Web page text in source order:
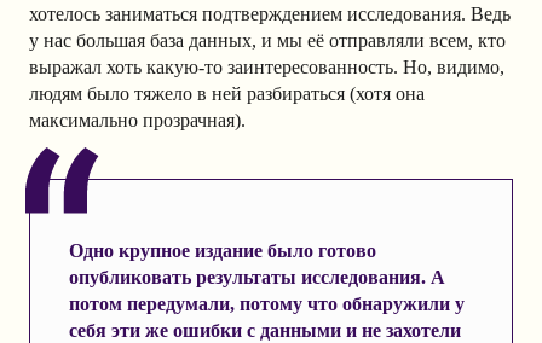
хотелось заниматься подтверждением исследования. Ведь
у нас большая база данных, и мы её отправляли всем, кто
выражал хоть какую-то заинтересованность. Но, видимо,
людям было тяжело в ней разбираться (хотя она
максимально прозрачная).
Одно крупное издание было готово
опубликовать результаты исследования. А
потом передумали, потому что обнаружили у
себя эти же ошибки с данными и не захотели